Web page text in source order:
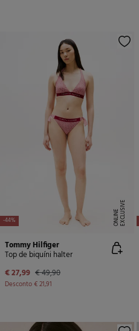
-44% E
X
C
L
U
SI
V
E
O
N
LI
N
E
Tommy Hilfiger
Top de biquíni halter
€ 27,99 € 49,90
Desconto€ 21,91